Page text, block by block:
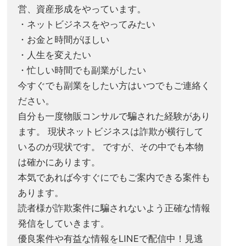
営、資産形成をやっています。
・ネットビジネスをやってみたい
・お金と時間がほしい
・人生を変えたい
・忙しい時間でも副業がしたい
今すぐでも副業をしたい方はいつでもご連絡く
ださい。
自分も一度物販コンサルで騙された経験があり
ます。 現状ネットビジネスは詐欺が横行して
いるのが現状です。 ですが、その中でも本物
は確かにあります。
本気であれば今すぐにでもご案内できる案件も
あります。
読者様が詐欺案件に騙されないよう正確な情報
発信をしていきます。
優良案件や有益な情報をLINEで配信中！見逃